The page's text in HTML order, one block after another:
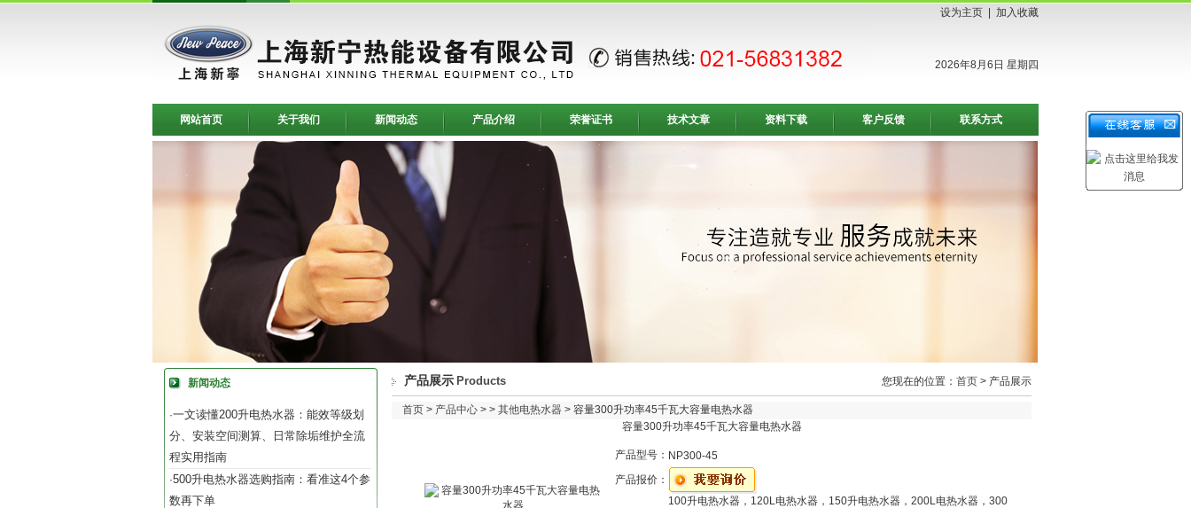
设为主页 加入收藏
2026年8月6日 星期四
网站首页 关于我们 新闻动态 产品介绍 荣誉证书 技术文章 资料下载 客户反馈 联系方式
新闻动态
·一文读懂200升电热水器：能效等级划
分、安装空间测算、日常除垢维护全流
程实用指南
·500升电热水器选购指南：看准这4个参
数再下单
产品展示 Products 您现在的位置： 首页 > 产品展示
首页 > 产品中心 > > 其他电热水器 > 容量300升功率45千瓦大容量电热水器
容量300升功率45千瓦大容量电热水器
产品型号： NP300-45
产品报价：
100升电热水器，120L电热水器，150升电热水器，200L电热水器，300